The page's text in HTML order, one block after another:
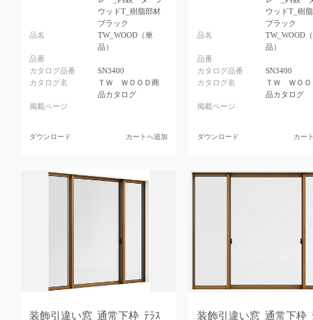
ウッドT_樹脂部材
ブラック
品名
TW_WOOD（単
品）
品番
カタログ品番
SN3400
カタログ名
ＴＷ ＷＯＯＤ商
品カタログ
掲載ページ
ダウンロード カートへ追加
ウッドT_樹
ブラック
品名
TW_WOOD
品）
品番
カタログ品番
SN3400
カタログ名
ＴＷ ＷＯＯ
品カタログ
掲載ページ
ダウンロード カー
装飾引違い窓_通常下枠_ﾃﾗｽ
装飾引違い窓_通常下枠_